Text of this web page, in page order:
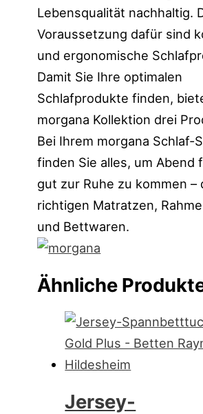
Lebensqualität nachhaltig.
Voraussetzung dafür sind
und ergonomische
Damit Sie Ihre optimalen
Schlafprodukte finden,
morgana Kollektion drei
Bei Ihrem morgana Schlaf-
finden Sie alles, um Abend
gut zur Ruhe zu kommen –
richtigen Matratzen,
und Bettwaren.
Ähnliche
Jersey-